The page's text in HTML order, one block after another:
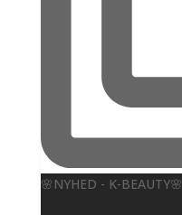
🌸NYHED - K-BEAUTY🌸